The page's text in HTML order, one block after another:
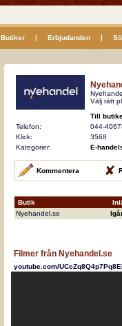
Butiker| Erbjudanden|
Välj rätt
Till
Telefon:
044-
Klick:
3568
Kategorier:
E-
Kommentera
Butik
Nyehandel.se
Filmer från Nyehandel.se
youtube.com/